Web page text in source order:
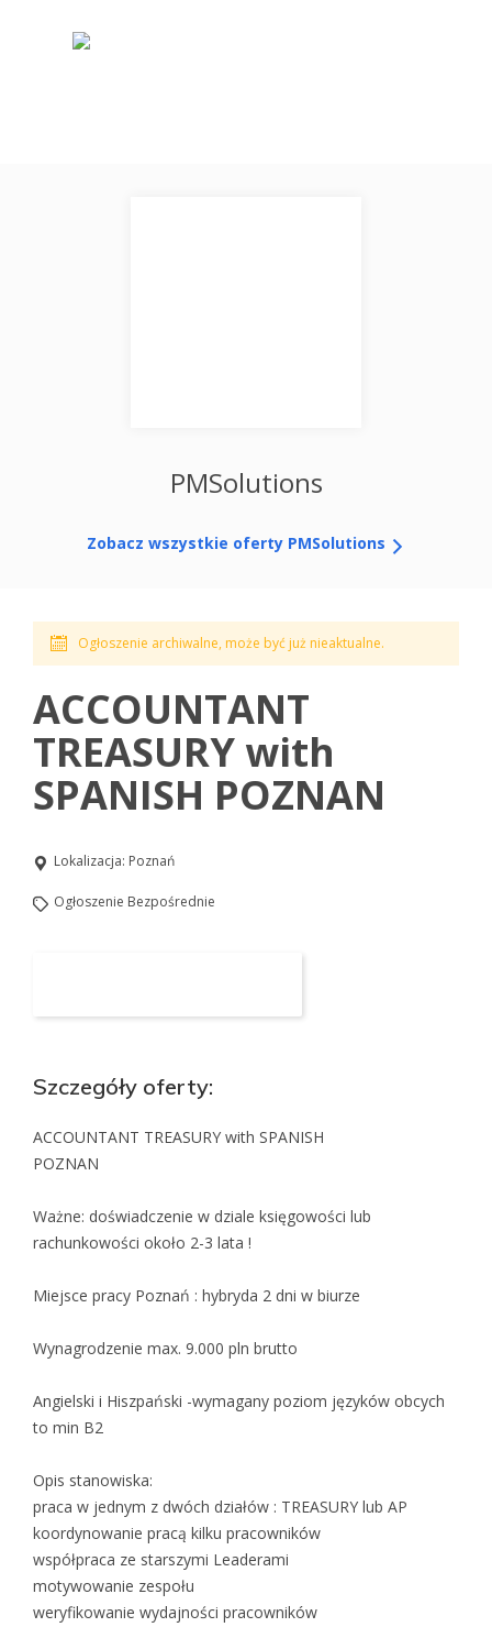
Ogłoszenie archiwalne, może być już nieaktualne.
ACCOUNTANT
TREASURY with
SPANISH POZNAN
Lokalizacja: Poznań
Ogłoszenie Bezpośrednie
Szczegóły oferty:
ACCOUNTANT TREASURY with SPANISH
POZNAN
Ważne: doświadczenie w dziale księgowości lub
rachunkowości około 2-3 lata !
Miejsce pracy Poznań : hybryda 2 dni w biurze
Wynagrodzenie max. 9.000 pln brutto
Angielski i Hiszpański -wymagany poziom języków obcych
to min B2
Opis stanowiska:
praca w jednym z dwóch działów : TREASURY lub AP
koordynowanie pracą kilku pracowników
współpraca ze starszymi Leaderami
motywowanie zespołu
weryfikowanie wydajności pracowników
PMSolutions
Zobacz wszystkie oferty PMSolutions